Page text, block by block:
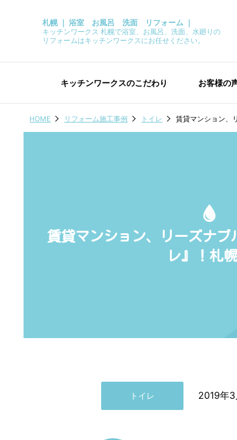
札幌 ｜ 浴室 お風呂 洗面 リフォーム ｜
キッチンワークス 札幌で浴室、お風呂、洗面、水廻りの
リフォームはキッチンワークスにお任せください。
キッチンワークスのこだわり お客様の
HOME リフォーム施工事例 トイレ 賃貸マンション、
賃貸マンション、リーズナブ
レ』！札
トイレ 2019年3